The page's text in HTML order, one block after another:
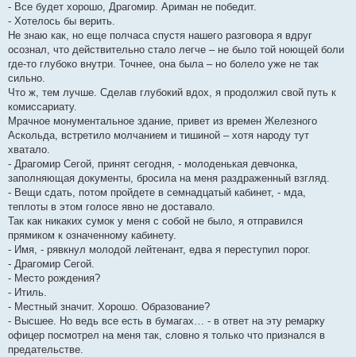
- Все будет хорошо, Драгомир. Ариман не победит.
- Хотелось бы верить.
Не знаю как, но еще полчаса спустя нашего разговора я вдруг
осознал, что действительно стало легче – не было той ноющей боли
где-то глубоко внутри. Точнее, она была – но болело уже не так
сильно.
Что ж, тем лучше. Сделав глубокий вдох, я продолжил свой путь к
комиссариату.
Мрачное монументальное здание, привет из времен Железного
Аскольда, встретило молчанием и тишиной – хотя народу тут
хватало.
- Драгомир Сегой, принят сегодня, - молоденькая девчонка,
заполняющая документы, бросила на меня раздраженный взгляд.
- Вещи сдать, потом пройдете в семнадцатый кабинет, - мда,
теплоты в этом голосе явно не доставало.
Так как никаких сумок у меня с собой не было, я отправился
прямиком к означенному кабинету.
- Имя, - рявкнул молодой лейтенант, едва я переступил порог.
- Драгомир Сегой.
- Место рождения?
- Итиль.
- Местный значит. Хорошо. Образование?
- Высшее. Но ведь все есть в бумагах… - в ответ на эту ремарку
офицер посмотрел на меня так, словно я только что признался в
предательстве.